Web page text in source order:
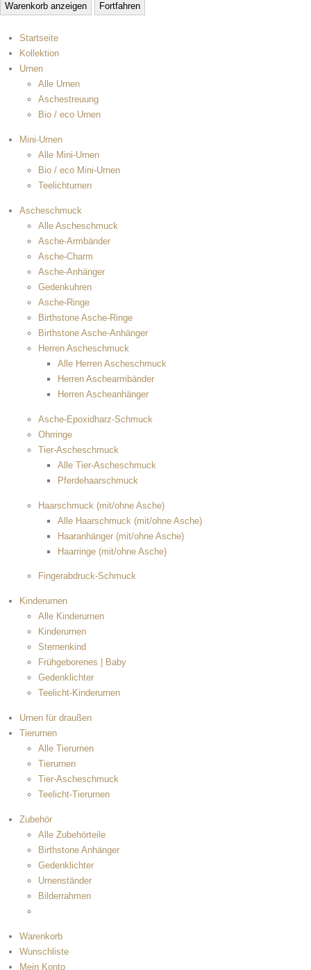
Warenkorb anzeigen Fortfahren
Startseite
Kollektion
Urnen
Alle Urnen
Aschestreuung
Bio / eco Urnen
Mini-Urnen
Alle Mini-Urnen
Bio / eco Mini-Urnen
Teelichturnen
Ascheschmuck
Alle Ascheschmuck
Asche-Armbänder
Asche-Charm
Asche-Anhänger
Gedenkuhren
Asche-Ringe
Birthstone Asche-Ringe
Birthstone Asche-Anhänger
Herren Ascheschmuck
Alle Herren Ascheschmuck
Herren Aschearmbänder
Herren Ascheanhänger
Asche-Epoxidharz-Schmuck
Ohrringe
Tier-Ascheschmuck
Alle Tier-Ascheschmuck
Pferdehaarschmuck
Haarschmuck (mit/ohne Asche)
Alle Haarschmuck (mit/ohne Asche)
Haaranhänger (mit/ohne Asche)
Haarringe (mit/ohne Asche)
Fingerabdruck-Schmuck
Kinderurnen
Alle Kinderurnen
Kinderurnen
Sternenkind
Frühgeborenes | Baby
Gedenklichter
Teelicht-Kinderurnen
Urnen für draußen
Tierurnen
Alle Tierurnen
Tierurnen
Tier-Ascheschmuck
Teelicht-Tierurnen
Zubehör
Alle Zubehörteile
Birthstone Anhänger
Gedenklichter
Urnenständer
Bilderrahmen
Warenkorb
Wunschliste
Mein Konto